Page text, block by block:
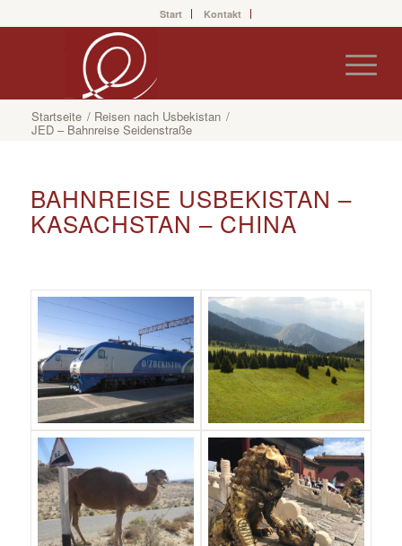
Start Kontakt
Startseite / Reisen nach Usbekistan /
JED – Bahnreise Seidenstraße
BAHNREISE USBEKISTAN –
KASACHSTAN – CHINA